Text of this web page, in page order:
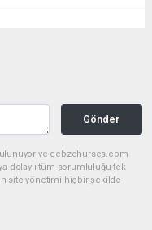
Gönder
ve gebzehurses.com
dolaylı tüm sorumluluğu tek
site yönetimi hiçbir şekilde